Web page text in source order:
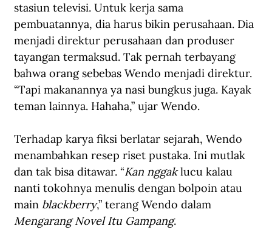
stasiun televisi. Untuk kerja sama
pembuatannya, dia harus bikin perusahaan. Dia
menjadi direktur perusahaan dan produser
tayangan termaksud. Tak pernah terbayang
bahwa orang sebebas Wendo menjadi direktur.
“Tapi makanannya ya nasi bungkus juga. Kayak
teman lainnya. Hahaha,” ujar Wendo.
Terhadap karya fiksi berlatar sejarah, Wendo
menambahkan resep riset pustaka. Ini mutlak
dan tak bisa ditawar. “Kan nggak lucu kalau
nanti tokohnya menulis dengan bolpoin atau
main blackberry,” terang Wendo dalam
Mengarang Novel Itu Gampang.